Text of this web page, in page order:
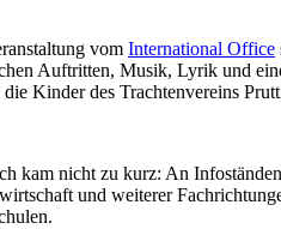
vom International Office
Auftritten, Musik, Lyrik und
Kinder des Trachtenvereins
kam nicht zu kurz: An
und weiterer